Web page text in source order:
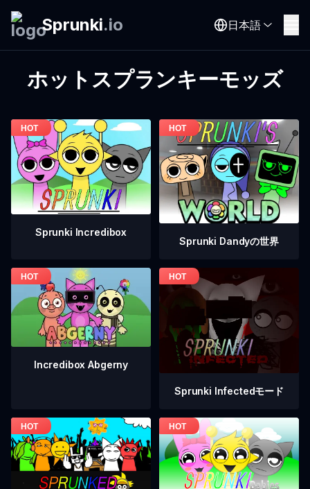
Sprunki.io 日本語
ホットスプランキーモッズ
Sprunki Incredibox
Sprunki Dandyの世界
Incredibox Abgerny
Sprunki Infectedモード